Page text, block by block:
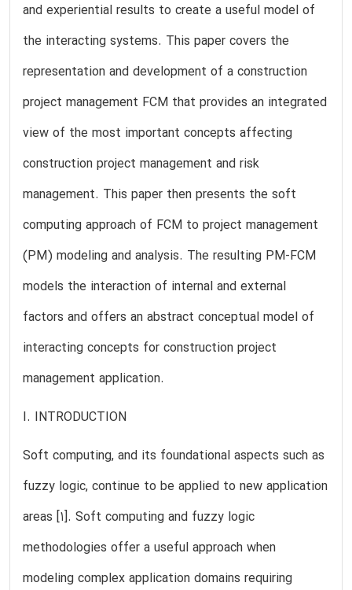
and experiential results to create a useful model of
the interacting systems. This paper covers the
representation and development of a construction
project management FCM that provides an integrated
view of the most important concepts affecting
construction project management and risk
management. This paper then presents the soft
computing approach of FCM to project management
(PM) modeling and analysis. The resulting PM-FCM
models the interaction of internal and external
factors and offers an abstract conceptual model of
interacting concepts for construction project
management application.
I. INTRODUCTION
Soft computing, and its foundational aspects such as
fuzzy logic, continue to be applied to new application
areas [1]. Soft computing and fuzzy logic
methodologies offer a useful approach when
modeling complex application domains requiring